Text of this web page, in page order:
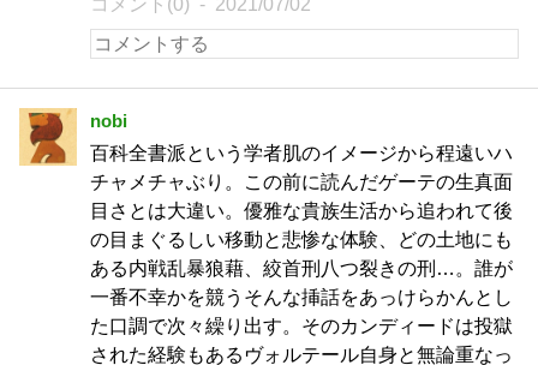
コメント(0) 2021/07/02
nobi
百科全書派という学者肌のイメージから程遠いハ
チャメチャぶり。この前に読んだゲーテの生真面
目さとは大違い。優雅な貴族生活から追われて後
の目まぐるしい移動と悲惨な体験、どの土地にも
ある内戦乱暴狼藉、絞首刑八つ裂きの刑…。誰が
一番不幸かを競うそんな挿話をあっけらかんとし
た口調で次々繰り出す。そのカンディードは投獄
された経験もあるヴォルテール自身と無論重なっ